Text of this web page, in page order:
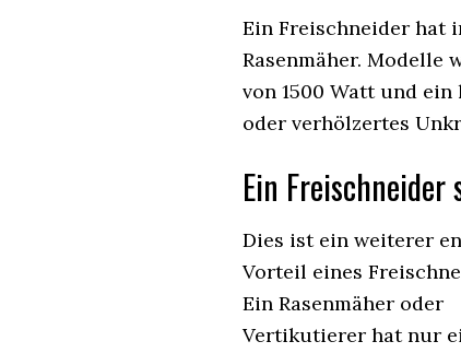
Ein Freischneider hat
Rasenmäher. Modelle
von 1500 Watt und
oder verhölzertes
Ein Freischneider
Dies ist ein weiterer
Vorteil eines
Ein Rasenmäher oder
Vertikutierer hat nur